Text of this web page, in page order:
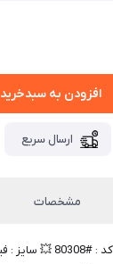
افزودن به سبدخرید
ارسال سریع
مشخصات